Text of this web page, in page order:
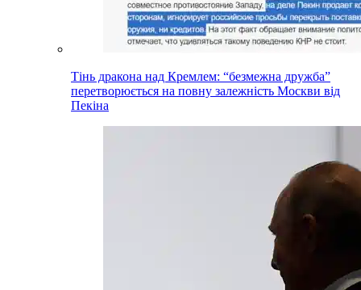
Тінь дракона над Кремлем: “безмежна дружба”
перетворюється на повну залежність Москви від
Пекіна